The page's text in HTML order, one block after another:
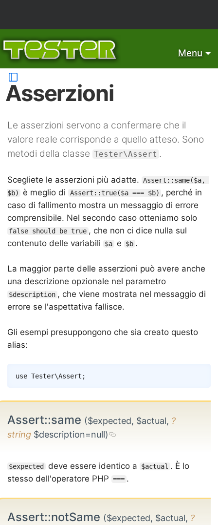
Menu
Asserzioni
Le asserzioni servono a confermare che il
valore reale corrisponde a quello atteso. Sono
metodi della classe Tester\Assert .
Scegliete le asserzioni più adatte. Assert::same($a,
$b)
è meglio di Assert::true($a === $b) , perché in
caso di fallimento mostra un messaggio di errore
comprensibile. Nel secondo caso otteniamo solo
false should be true , che non ci dice nulla sul
contenuto delle variabili
$a e $b .
La maggior parte delle asserzioni può avere anche
una descrizione opzionale nel parametro
$description , che viene mostrata nel messaggio di
errore se l'aspettativa fallisce.
Gli esempi presuppongono che sia creato questo
alias:
use Tester\Assert ;
Assert::same ($expected, $actual, ?
string $description=null)
$expected deve essere identico a $actual . È lo
stesso dell'operatore PHP === .
Assert::notSame ($expected, $actual, ?